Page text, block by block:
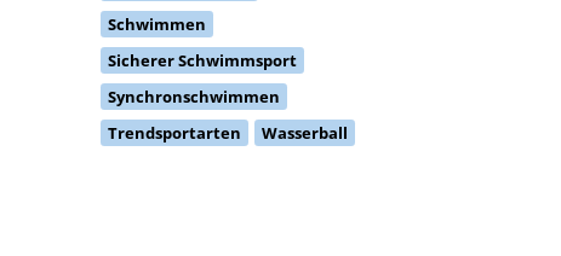
Schwimmen
Sicherer Schwimmsport
Synchronschwimmen
Trendsportarten
Wasserball